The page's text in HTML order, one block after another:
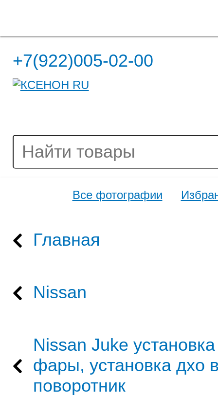
+7(922)005-02-00
Все фотографии
Главная
Nissan
Nissan Juke
фары, установка дхо
поворотник